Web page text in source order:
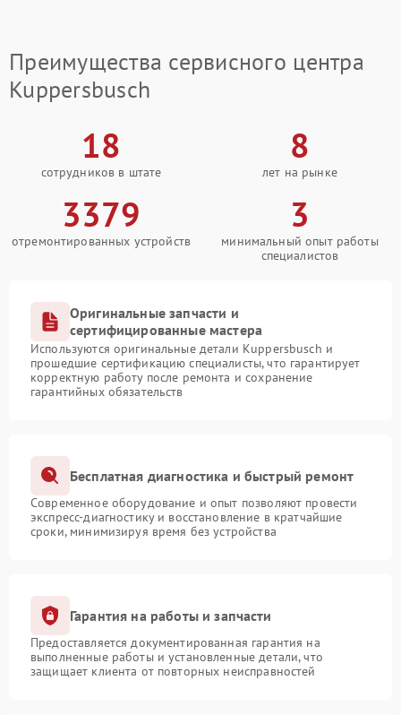
Преимущества сервисного центра
Kuppersbusch
18
сотрудников в штате
8
лет на рынке
3379
отремонтированных устройств
3
минимальный опыт работы
специалистов
Оригинальные запчасти и
сертифицированные мастера
Используются оригинальные детали Kuppersbusch и
прошедшие сертификацию специалисты, что гарантирует
корректную работу после ремонта и сохранение
гарантийных обязательств
Бесплатная диагностика и быстрый ремонт
Современное оборудование и опыт позволяют провести
экспресс-диагностику и восстановление в кратчайшие
сроки, минимизируя время без устройства
Гарантия на работы и запчасти
Предоставляется документированная гарантия на
выполненные работы и установленные детали, что
защищает клиента от повторных неисправностей